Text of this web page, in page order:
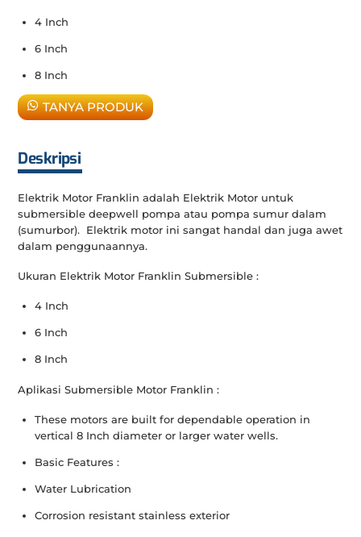
4 Inch
6 Inch
8 Inch
TANYA PRODUK
Deskripsi
Elektrik Motor Franklin adalah Elektrik Motor untuk
submersible deepwell pompa atau pompa sumur dalam
(sumurbor). Elektrik motor ini sangat handal dan juga awet
dalam penggunaannya.
Ukuran Elektrik Motor Franklin Submersible :
4 Inch
6 Inch
8 Inch
Aplikasi Submersible Motor Franklin :
These motors are built for dependable operation in
vertical 8 Inch diameter or larger water wells.
Basic Features :
Water Lubrication
Corrosion resistant stainless exterior